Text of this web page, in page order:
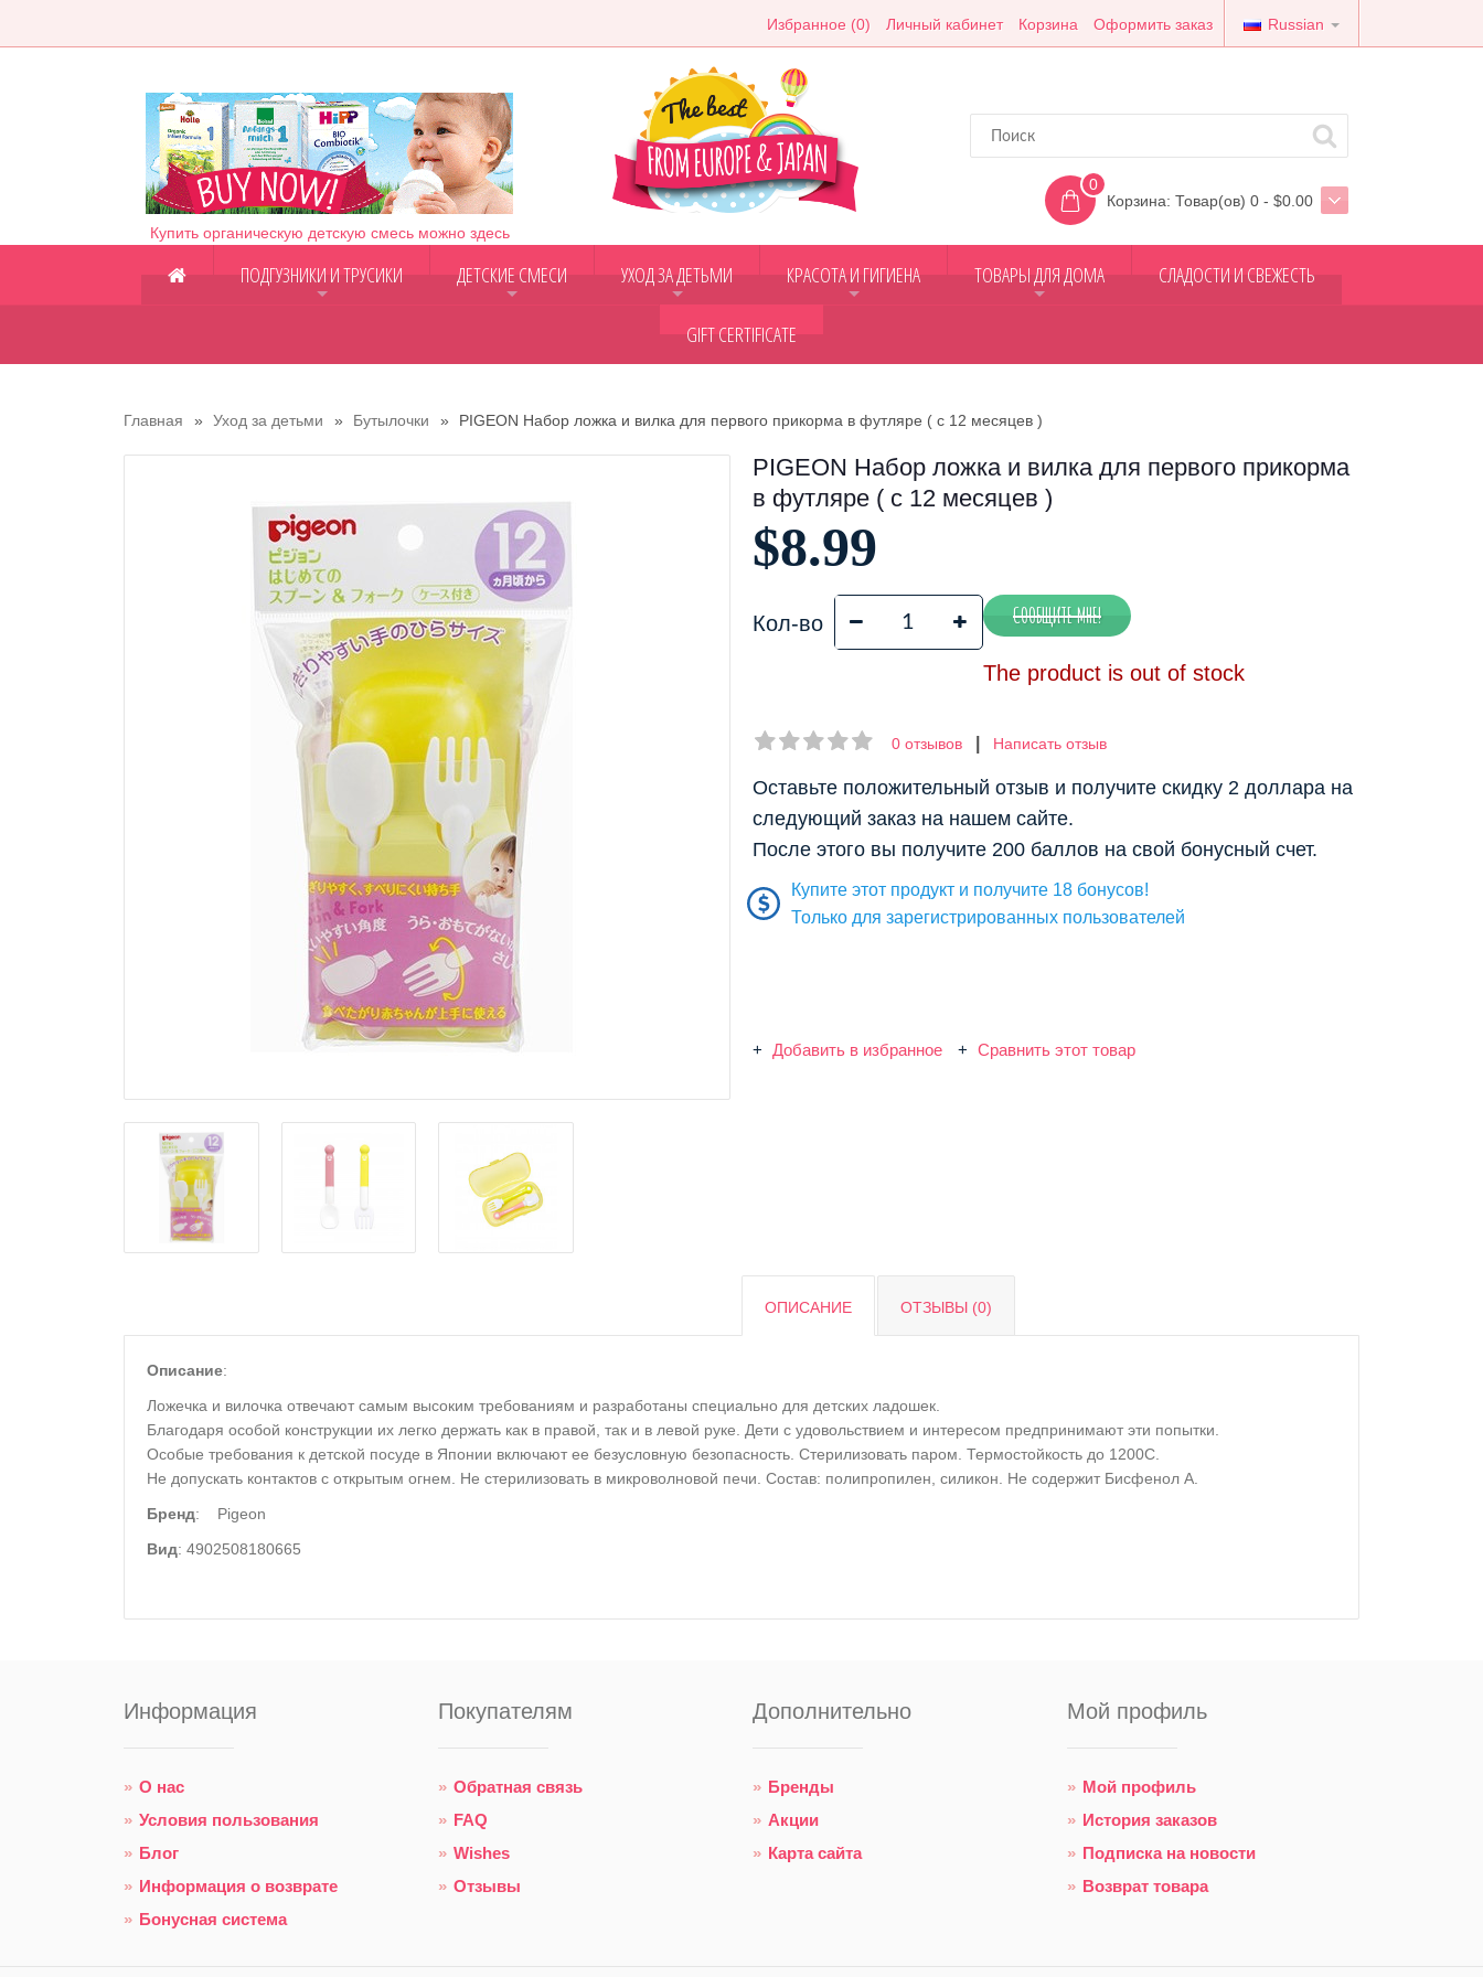
Russian
Избранное (0) Личный кабинет Корзина Оформить заказ
Купить органическую детскую смесь можно здесь
0
Корзина: Товар(ов) 0 - $0.00
ПОДГУЗНИКИ И ТРУСИКИ ДЕТСКИЕ СМЕСИ УХОД ЗА ДЕТЬМИ КРАСОТА И ГИГИЕНА ТОВАРЫ ДЛЯ ДОМА СЛАДОСТИ И СВЕЖЕСТЬ
GIFT CERTIFICATE
Главная Уход за детьми Бутылочки PIGEON Набор ложка и вилка для первого прикорма в футляре ( с 12 месяцев )
PIGEON Набор ложка и вилка для первого прикорма
в футляре ( с 12 месяцев )
$8.99
Кол-во
The product is out of stock
0 отзывов Написать отзыв
Оставьте положительный отзыв и получите скидку 2 доллара на
следующий заказ на нашем сайте.
После этого вы получите 200 баллов на свой бонусный счет.
Купите этот продукт и получите 18 бонусов!
Только для зарегистрированных пользователей
Добавить в избранное Сравнить этот товар
ОПИСАНИЕ ОТЗЫВЫ (0)
Описание:
Ложечка и вилочка отвечают самым высоким требованиям и разработаны специально для детских ладошек.
Благодаря особой конструкции их легко держать как в правой, так и в левой руке. Дети с удовольствием и интересом предпринимают эти попытки.
Особые требования к детской посуде в Японии включают ее безусловную безопасность. Стерилизовать паром. Термостойкость до 1200С.
Не допускать контактов с открытым огнем. Не стерилизовать в микроволновой печи. Состав: полипропилен, силикон. Не содержит Бисфенол А.
Бренд: Pigeon
Вид: 4902508180665
Информация
О нас
Условия пользования
Блог
Информация о возврате
Бонусная система
Покупателям
Обратная связь
FAQ
Wishes
Отзывы
Дополнительно
Бренды
Акции
Карта сайта
Мой профиль
Мой профиль
История заказов
Подписка на новости
Возврат товара